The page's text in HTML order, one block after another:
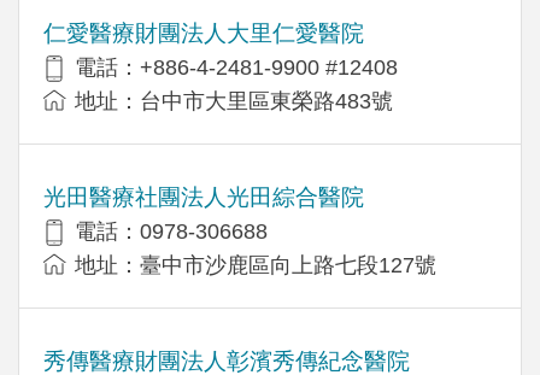
仁愛醫療財團法人大里仁愛醫院
電話：+886-4-2481-9900 #12408
地址：台中市大里區東榮路483號
光田醫療社團法人光田綜合醫院
電話：0978-306688
地址：臺中市沙鹿區向上路七段127號
秀傳醫療財團法人彰濱秀傳紀念醫院